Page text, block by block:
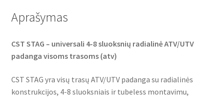
Aprašymas
CST STAG – universali 4-8 sluoksnių radialinė ATV/UTV
padanga visoms trasoms (atv)
CST STAG yra visų trasų ATV/UTV padanga su radialinės
konstrukcijos, 4-8 sluoksniais ir tubeless montavimu,